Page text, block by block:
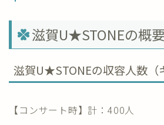
滋賀U★STONEの概要
滋賀U★STONEの収容人数（
【コンサート時】計：400人